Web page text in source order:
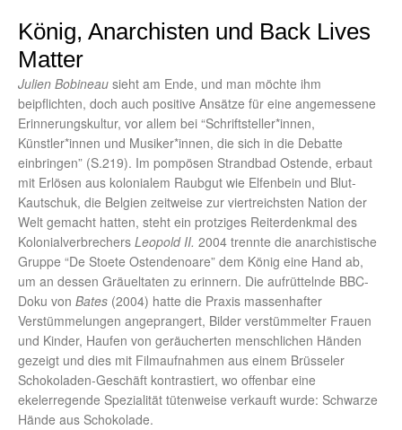
König, Anarchisten und Back Lives
Matter
Julien Bobineau sieht am Ende, und man möchte ihm
beipflichten, doch auch positive Ansätze für eine angemessene
Erinnerungskultur, vor allem bei “Schriftsteller*innen,
Künstler*innen und Musiker*innen, die sich in die Debatte
einbringen” (S.219). Im pompösen Strandbad Ostende, erbaut
mit Erlösen aus kolonialem Raubgut wie Elfenbein und Blut-
Kautschuk, die Belgien zeitweise zur viertreichsten Nation der
Welt gemacht hatten, steht ein protziges Reiterdenkmal des
Kolonialverbrechers Leopold II. 2004 trennte die anarchistische
Gruppe “De Stoete Ostendenoare” dem König eine Hand ab,
um an dessen Gräueltaten zu erinnern. Die aufrüttelnde BBC-
Doku von Bates (2004) hatte die Praxis massenhafter
Verstümmelungen angeprangert, Bilder verstümmelter Frauen
und Kinder, Haufen von geräucherten menschlichen Händen
gezeigt und dies mit Filmaufnahmen aus einem Brüsseler
Schokoladen-Geschäft kontrastiert, wo offenbar eine
ekelerregende Spezialität tütenweise verkauft wurde: Schwarze
Hände aus Schokolade.